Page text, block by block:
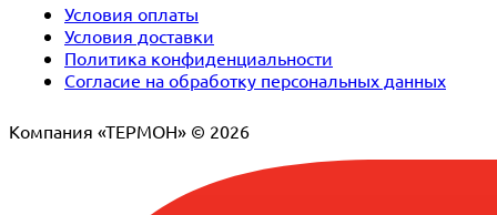
Условия оплаты
Условия доставки
Политика конфиденциальности
Согласие на обработку персональных данных
Компания «ТЕРМОН» © 2026